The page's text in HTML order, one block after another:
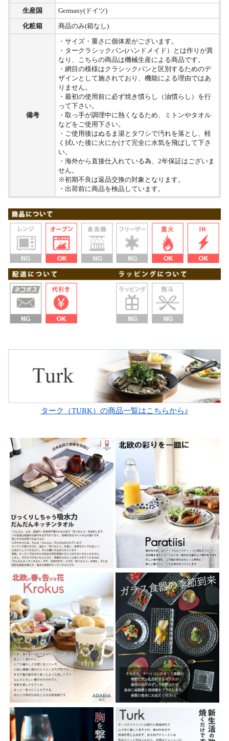
生産国
Germany(ドイツ)
化粧箱
商品のみ(箱なし)
備考
・サイズ・重さに個体差がございます。
・タークラシックパン(ハンドメイド）とは作りが異
なり、こちらの商品は機械生産による商品です。
・網目の模様はクラシックパンと区別するためのデ
ザインとして施されており、機能による理由ではあ
りません。
・最初の使用前に必ず焼き慣らし（油慣らし）を行
って下さい。
・取っ手が調理中に熱くなるため、ミトンやタオル
などをご使用下さい。
・ご使用後はぬるま湯とタワシで汚れを落とし、軽
く拭いた後に火にかけて完全に水気を飛ばして下さ
い。
・海外から直接仕入れている為、2年保証はございま
せん。
※初期不良は返品交換の対象となります。
・出荷前に商品を検品しています。
ターク（TURK）の商品一覧はこちらから♪